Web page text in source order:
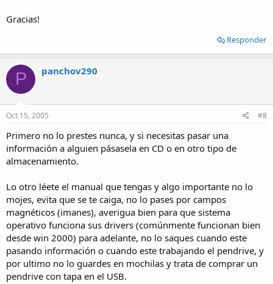
Gracias!
Responder
P panchov290
Oct 15, 2005 #8
Primero no lo prestes nunca, y si necesitas pasar una
información a alguien pásasela en CD o en otro tipo de
almacenamiento.
Lo otro léete el manual que tengas y algo importante no lo
mojes, evita que se te caiga, no lo pases por campos
magnéticos (imanes), averigua bien para que sistema
operativo funciona sus drivers (comúnmente funcionan bien
desde win 2000) para adelante, no lo saques cuando este
pasando información o cuando este trabajando el pendrive, y
por ultimo no lo guardes en mochilas y trata de comprar un
pendrive con tapa en el USB.